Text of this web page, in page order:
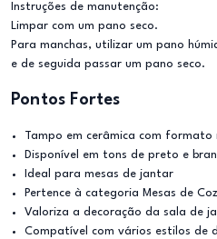
Instruções de manutenção:
Limpar com um pano seco.
Para manchas, utilizar um pano
e de seguida passar um pano seco.
Pontos Fortes
Tampo em cerâmica com formato
Disponível em tons de preto e
Ideal para mesas de jantar
Pertence à categoria Mesas de
Valoriza a decoração da sala de
Compatível com vários estilos de